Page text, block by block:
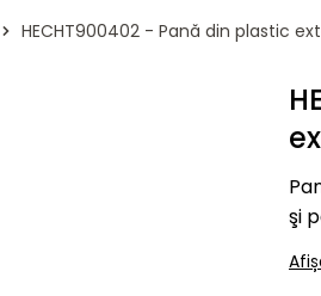
HECHT900402 - Pană din plastic
Pană
şi